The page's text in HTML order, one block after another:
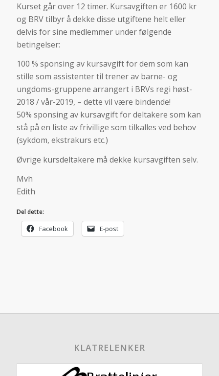
Kurset går over 12 timer. Kursavgiften er 1600 kr
og BRV tilbyr å dekke disse utgiftene helt eller
delvis for sine medlemmer under følgende
betingelser:
100 % sponsing av kursavgift for dem som kan
stille som assistenter til trener av barne- og
ungdoms-gruppene arrangert i BRVs regi høst-
2018 / vår-2019, – dette vil være bindende!
50% sponsing av kursavgift for deltakere som kan
stå på en liste av frivillige som tilkalles ved behov
(sykdom, ekstrakurs etc.)
Øvrige kursdeltakere må dekke kursavgiften selv.
Mvh
Edith
Del dette:
Facebook E-post
KLATRELENKER